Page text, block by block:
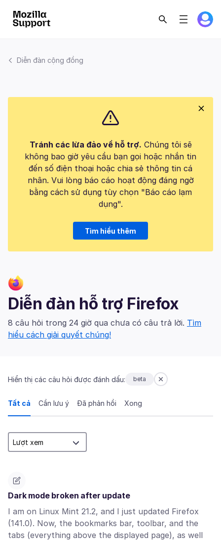
Diễn đàn cộng đồng
Tránh các lừa đảo về hỗ trợ. Chúng tôi sẽ
không bao giờ yêu cầu bạn gọi hoặc nhắn tin
đến số điện thoại hoặc chia sẻ thông tin cá
nhân. Vui lòng báo cáo hoạt động đáng ngờ
bằng cách sử dụng tùy chọn "Báo cáo lạm
dụng".
Tìm hiểu thêm
Diễn đàn hỗ trợ Firefox
8 câu hỏi trong 24 giờ qua chưa có câu trả lời. Tìm
hiểu cách giải quyết chúng!
Hiển thị các câu hỏi được đánh dấu: beta
Tất cả Cần lưu ý Đã phản hồi Xong
Dark mode broken after update
I am on Linux Mint 21.2, and I just updated Firefox
(141.0). Now, the bookmarks bar, toolbar, and the
tabs (everything above the displayed page), as well